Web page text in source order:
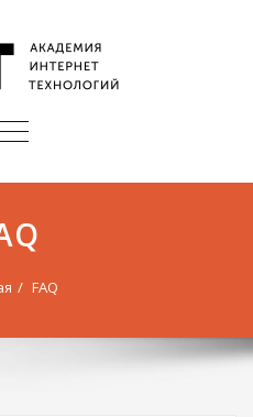
ПОКАЗАТЬ/
FAQ